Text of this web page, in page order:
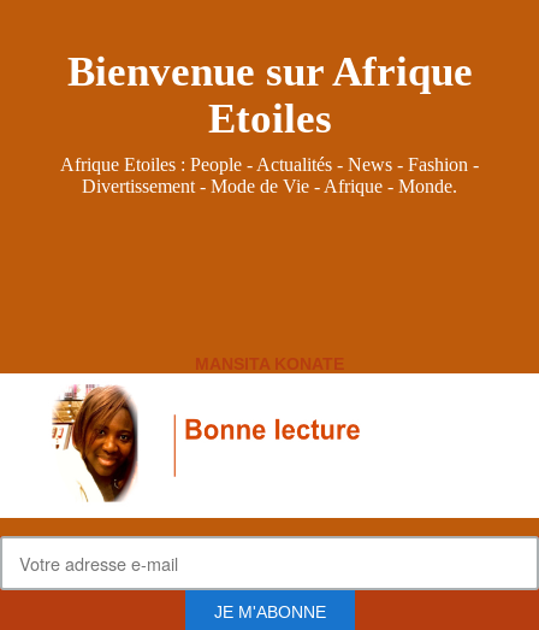
Bienvenue sur Afrique
Etoiles
Afrique Etoiles : People - Actualités - News - Fashion -
Divertissement - Mode de Vie - Afrique - Monde.
MANSITA KONATE
JE M'ABONNE